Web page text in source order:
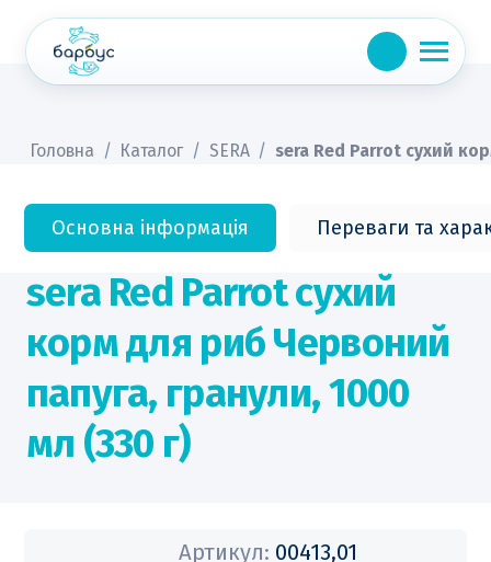
content
Головна / Каталог / SERA / sera Red Parrot сухий
Основна інформація Переваги та
sera Red Parrot сухий
корм для риб Червоний
папуга, гранули, 1000
мл (330 г)
Артикул: 00413,01